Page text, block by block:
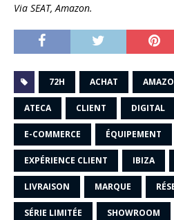
Via SEAT, Amazon.
72H ACHAT
ATECA CLIENT DIGITAL
E-COMMERCE ÉQUIPEMENT
EXPÉRIENCE CLIENT IBIZA
LIVRAISON MARQUE
SÉRIE LIMITÉE SHOWROOM